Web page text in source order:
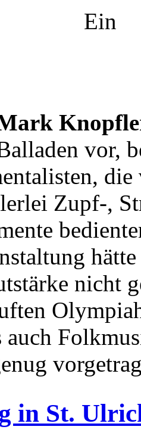
Ein
vor,
die
Zupf-,
nicht
auch
in St.